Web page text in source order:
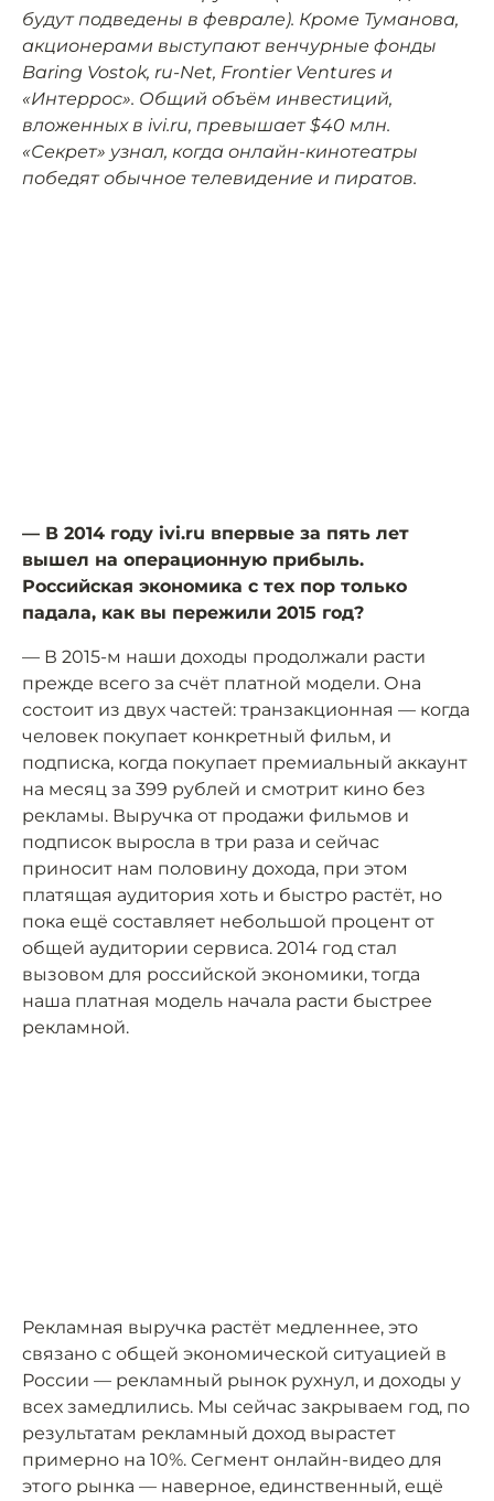
будут подведены в феврале). Кроме Туманова,
акционерами выступают венчурные фонды
Baring Vostok, ru-Net, Frontier Ventures и
«Интеррос». Общий объём инвестиций,
вложенных в ivi.ru, превышает $40 млн.
«Секрет» узнал, когда онлайн-кинотеатры
победят обычное телевидение и пиратов.
— В 2014 году ivi.ru впервые за пять лет
вышел на операционную прибыль.
Российская экономика с тех пор только
падала, как вы пережили 2015 год?
— В 2015-м наши доходы продолжали расти
прежде всего за счёт платной модели. Она
состоит из двух частей: транзакционная — когда
человек покупает конкретный фильм, и
подписка, когда покупает премиальный аккаунт
на месяц за 399 рублей и смотрит кино без
рекламы. Выручка от продажи фильмов и
подписок выросла в три раза и сейчас
приносит нам половину дохода, при этом
платящая аудитория хоть и быстро растёт, но
пока ещё составляет небольшой процент от
общей аудитории сервиса. 2014 год стал
вызовом для российской экономики, тогда
наша платная модель начала расти быстрее
рекламной.
Рекламная выручка растёт медленнее, это
связано с общей экономической ситуацией в
России — рекламный рынок рухнул, и доходы у
всех замедлились. Мы сейчас закрываем год, по
результатам рекламный доход вырастет
примерно на 10%. Сегмент онлайн-видео для
этого рынка — наверное, единственный, ещё